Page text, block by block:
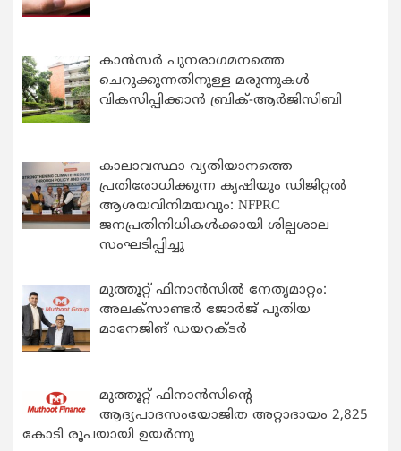
കാന്‍സര്‍ പുനരാഗമനത്തെ
ചെറുക്കുന്നതിനുള്ള മരുന്നുകള്‍
വികസിപ്പിക്കാന്‍ ബ്രിക്-ആര്‍ജിസിബി
കാലാവസ്ഥാ വ്യതിയാനത്തെ
പ്രതിരോധിക്കുന്ന കൃഷിയും ഡിജിറ്റൽ
ആശയവിനിമയവും: NFPRC
ജനപ്രതിനിധികൾക്കായി ശില്പശാല
സംഘടിപ്പിച്ചു
മുത്തൂറ്റ് ഫിനാൻസിൽ നേതൃമാറ്റം:
അലക്സാണ്ടർ ജോർജ് പുതിയ
മാനേജിങ് ഡയറക്ടർ
മുത്തൂറ്റ് ഫിനാൻസിന്റെ
ആദ്യപാദസംയോജിത അറ്റാദായം 2,825
കോടി രൂപയായി ഉയർന്നു